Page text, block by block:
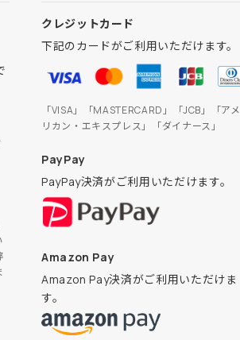
クレジットカード
下記のカードがご利用いただけます。
「VISA」「MASTERCARD」「JCB」「アメ
リカン・エキスプレス」「ダイナース」
PayPay
PayPay決済がご利用いただけます。
Amazon Pay
Amazon Pay決済がご利用いただけま
す。